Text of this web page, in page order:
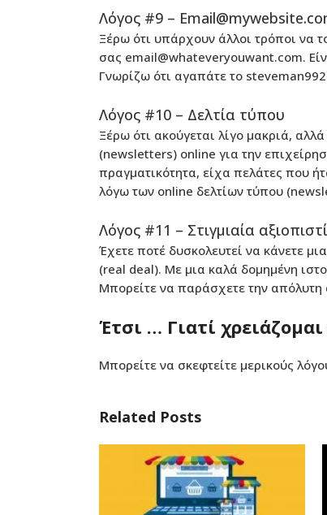
Λόγος #9 –
Ξέρω ότι υπάρχουν άλλοι τρόποι να
σας email@whateveryouwant.com.
Γνωρίζω ότι αγαπάτε το
Λόγος #10 – Δελτία τύπου
Ξέρω ότι ακούγεται λίγο μακριά,
(newsletters) online για την
πραγματικότητα, είχα πελάτες που
λόγω των online δελτίων τύπου
Λόγος #11 – Στιγμιαία
Έχετε ποτέ δυσκολευτεί να κάνετε
(real deal). Με μια καλά δομημένη
Μπορείτε να παράσχετε την απόλυτη
Έτσι … Γιατί
Μπορείτε να σκεφτείτε μερικούς
Related Posts